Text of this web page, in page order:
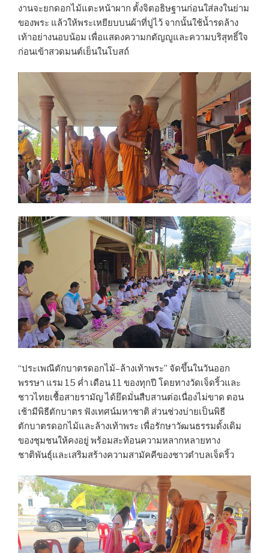
งานจะยกดอกไม้แตะหน้าผาก ตั้งจิตอธิษฐานก่อนใส่ลงในย่าม
ของพระ แล้วให้พระเหยียบบนผ้าที่ปูไว้ จากนั้นใช้น้ำรดล้าง
เท้าอย่างนอบน้อม เพื่อแสดงความกตัญญูและความบริสุทธิ์ใจ
ก่อนเข้าสวดมนต์เย็นในโบสถ์
“ประเพณีตักบาตรดอกไม้–ล้างเท้าพระ” จัดขึ้นในวันออก
พรรษา แรม 15 ค่ำ เดือน 11 ของทุกปี โดยทางวัดเจ็ดริ้วและ
ชาวไทยเชื้อสายรามัญ ได้ยึดมั่นสืบสานต่อเนื่องไม่ขาด ตอน
เช้ามีพิธีตักบาตร ฟังเทศน์มหาชาติ ส่วนช่วงบ่ายเป็นพิธี
ตักบาตรดอกไม้และล้างเท้าพระ เพื่อรักษาวัฒนธรรมดั้งเดิม
ของชุมชนให้คงอยู่ พร้อมสะท้อนความหลากหลายทาง
ชาติพันธุ์และเสริมสร้างความสามัคคีของชาวตำบลเจ็ดริ้ว